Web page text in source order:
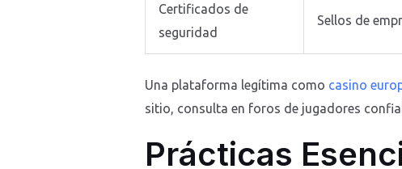
Certificados de
seguridad
Sellos de
Una plataforma legítima como casino
sitio, consulta en foros de jugadores
Prácticas